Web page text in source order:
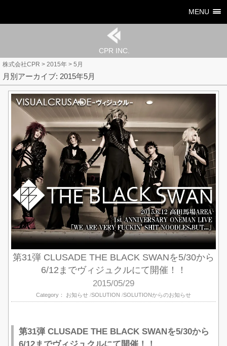
CPR INC.
MENU
株式会社CPR > 2015年 > 5月
月別アーカイブ: 2015年5月
第31弾 CLUSADE THE BLACK SWANを5/30から
6/12までヴィジュクルにて開催！！
2015/05/29
Category： お知らせ SOLUTION SOLUTIONからのお知らせ
第31弾 CLUSADE THE BLACK SWANを5/30から